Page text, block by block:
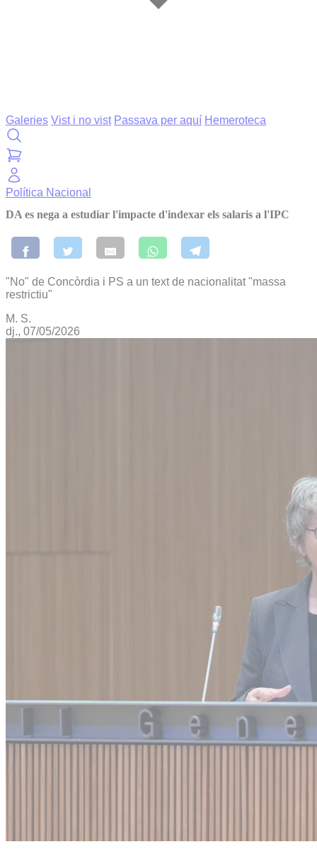
Galeries Vist i no vist Passava per aquí Hemeroteca
Política Nacional
DA es nega a estudiar l'impacte d'indexar els salaris a l'IPC
"No" de Concòrdia i PS a un text de nacionalitat "massa
restrictiu"
M. S.
dj., 07/05/2026